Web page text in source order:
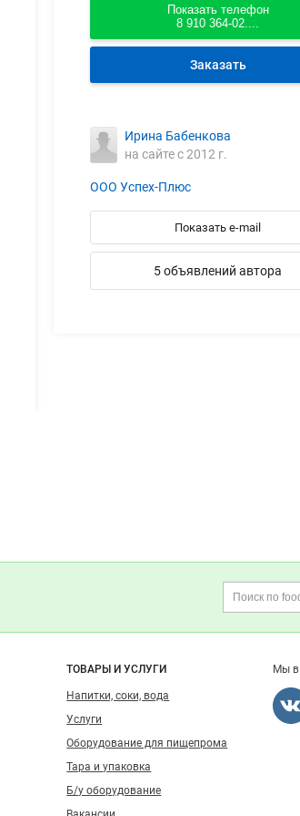
Показать телефон
8 910 364-02....
Заказать
Ирина Бабенкова
на сайте с 2012 г.
ООО Успех-Плюс
Показать e-mail
5 объявлений автора
ТОВАРЫ И УСЛУГИ
Напитки, соки, вода
Услуги
Оборудование для пищепрома
Тара и упаковка
Б/у оборудование
Мы в